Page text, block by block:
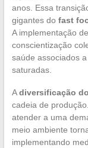
anos. Essa
gigantes do fast
A implementação
conscientização
saúde associados
saturadas.
Adiversificação
cadeia de
atender a uma
meio ambiente
implementando